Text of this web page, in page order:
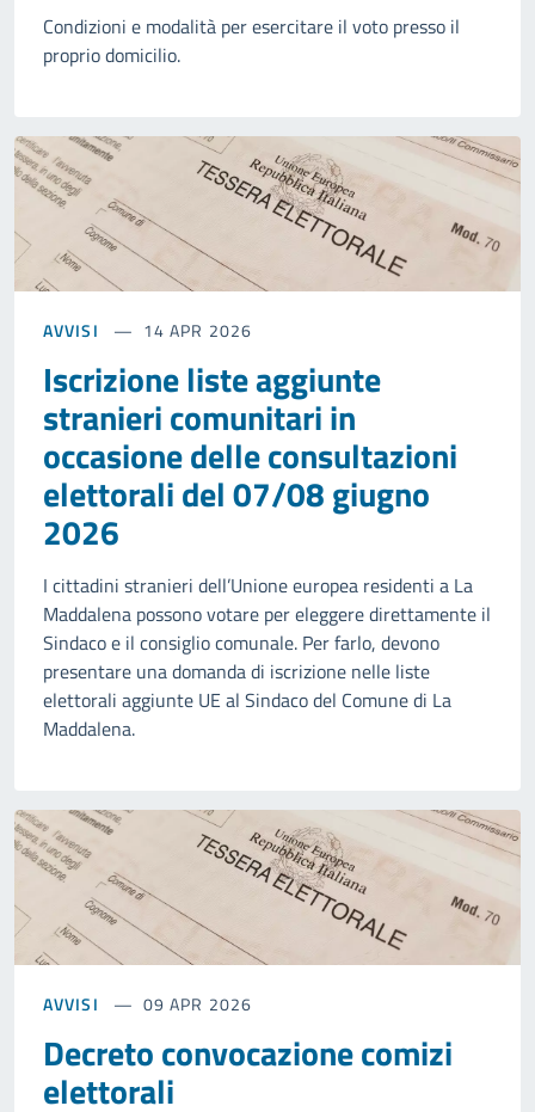
Condizioni e modalità per esercitare il voto presso il
proprio domicilio.
AVVISI 14 APR 2026
Iscrizione liste aggiunte
stranieri comunitari in
occasione delle consultazioni
elettorali del 07/08 giugno
2026
I cittadini stranieri dell’Unione europea residenti a La
Maddalena possono votare per eleggere direttamente il
Sindaco e il consiglio comunale. Per farlo, devono
presentare una domanda di iscrizione nelle liste
elettorali aggiunte UE al Sindaco del Comune di La
Maddalena.
AVVISI 09 APR 2026
Decreto convocazione comizi
elettorali